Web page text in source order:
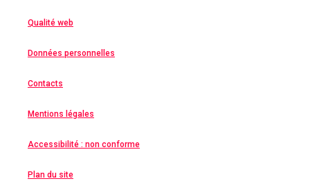
Qualité web
Données personnelles
Contacts
Mentions légales
Accessibilité : non conforme
Plan du site